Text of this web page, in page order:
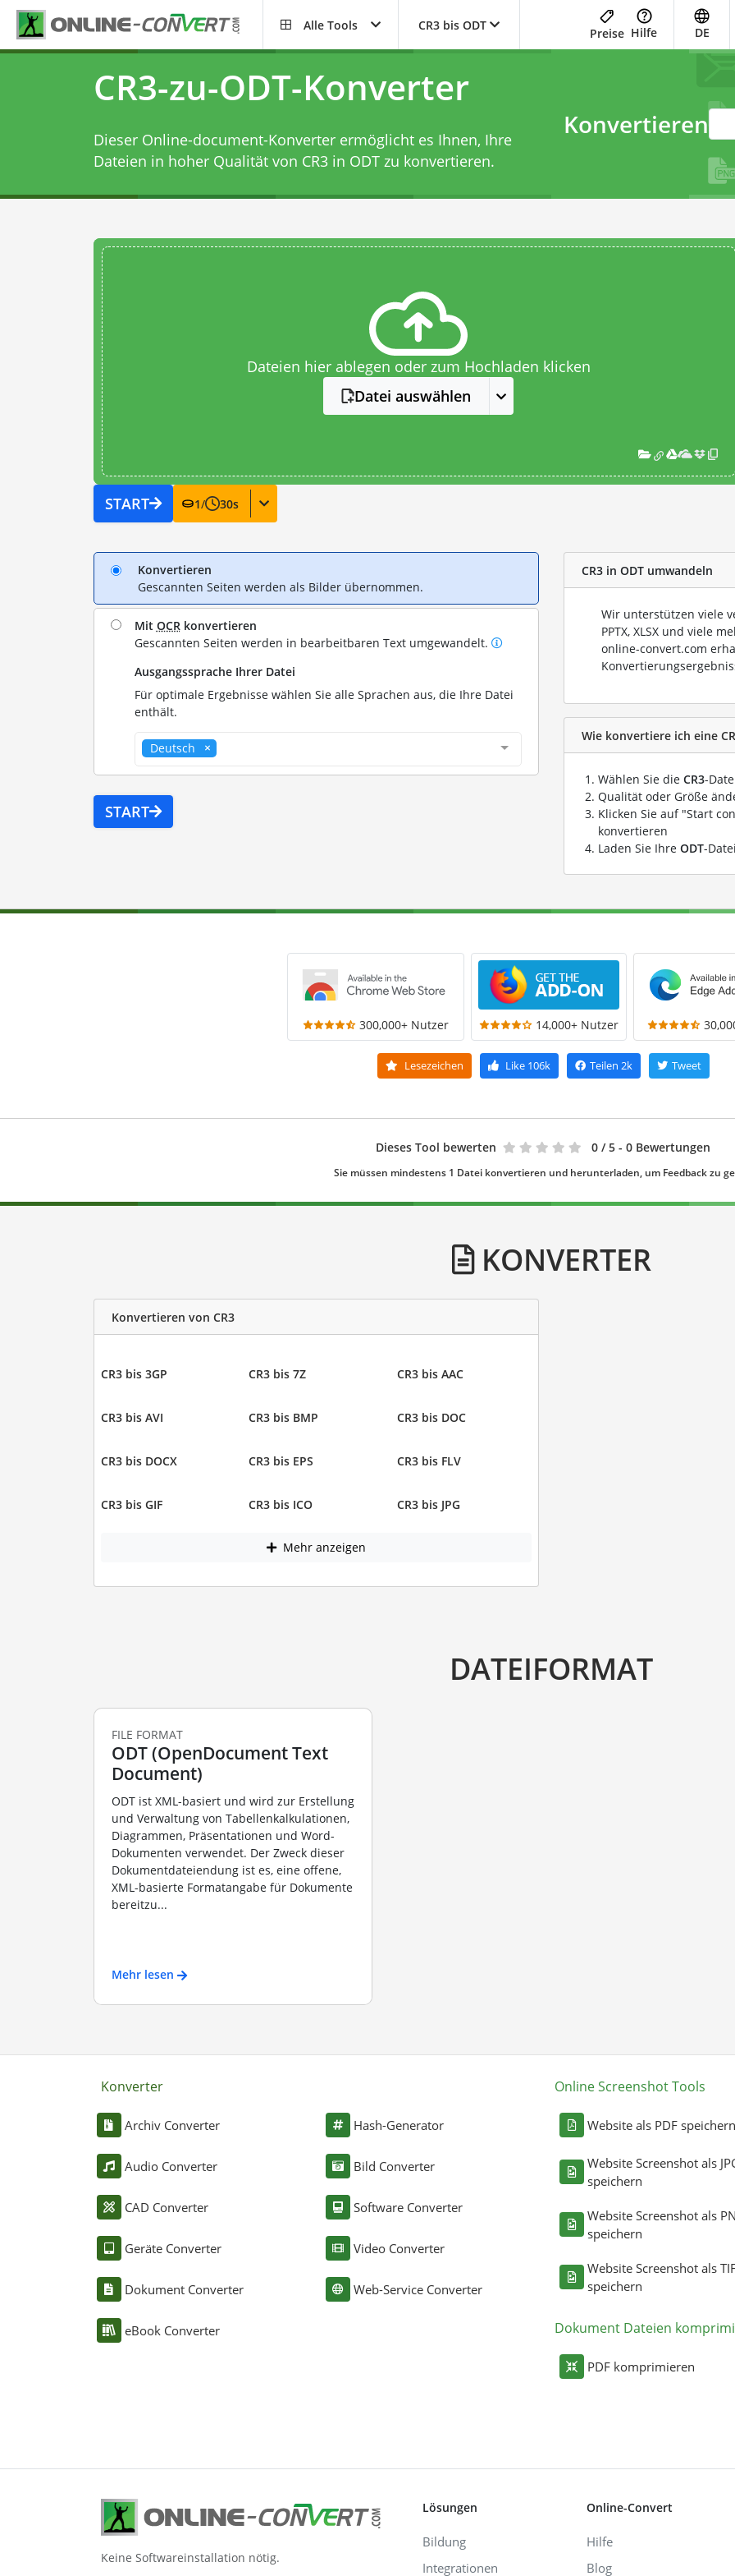
Alle Tools CR3 bis ODT
Preise Hilfe DE
CR3-zu-ODT-Konverter
Dieser Online-document-Konverter ermöglicht es Ihnen, Ihre
Dateien in hoher Qualität von CR3 in ODT zu konvertieren.
Konvertieren
Dateien hier ablegen oder zum Hochladen klicken
Datei auswählen
START 1/ 30s
Konvertieren
Gescannten Seiten werden als Bilder übernommen.
Mit OCRkonvertieren
Gescannten Seiten werden in bearbeitbaren Text umgewandelt.
Ausgangssprache Ihrer Datei
Für optimale Ergebnisse wählen Sie alle Sprachen aus, die Ihre Datei
enthält.
Deutsch
START
CR3 in ODT umwandeln
Wir unterstützen viele
PPTX, XLSX und viele
online-convert.com
Wie konvertiere ich eine
Wählen Sie die CR3-
Qualität oder Größe
Klicken Sie auf "Start
konvertieren
Laden Sie Ihre ODT-
300,000+ Nutzer 14,000+ Nutzer
Lesezeichen Like106k Teilen 2k Tweet
Dieses Tool bewerten 0 / 5 - 0 Bewertungen
Sie müssen mindestens 1 Datei konvertieren und herunterladen, um Feedback zu
KONVERTER
Konvertieren von CR3
CR3 bis 3GP CR3 bis 7Z CR3 bis AAC
CR3 bis AVI CR3 bis BMP CR3 bis DOC
CR3 bis DOCX CR3 bis EPS CR3 bis FLV
CR3 bis GIF CR3 bis ICO CR3 bis JPG
Mehr anzeigen
DATEIFORMAT
FILE FORMAT
ODT (OpenDocument Text
Document)
ODT ist XML-basiert und wird zur Erstellung
und Verwaltung von Tabellenkalkulationen,
Diagrammen, Präsentationen und Word-
Dokumenten verwendet. Der Zweck dieser
Dokumentdateiendung ist es, eine offene,
XML-basierte Formatangabe für Dokumente
bereitzu...
Mehr lesen
Konverter
Archiv Converter
Audio Converter
CAD Converter
Geräte Converter
Dokument Converter
eBook Converter
Hash-Generator
Bild Converter
Software Converter
Video Converter
Web-Service Converter
Online Screenshot Tools
Website als PDF speichern
Website Screenshot als
speichern
Website Screenshot als
speichern
Website Screenshot als
speichern
Dokument Dateien
PDF komprimieren
Keine Softwareinstallation nötig.
Lösungen
Bildung
Integrationen
Online-Convert
Hilfe
Blog